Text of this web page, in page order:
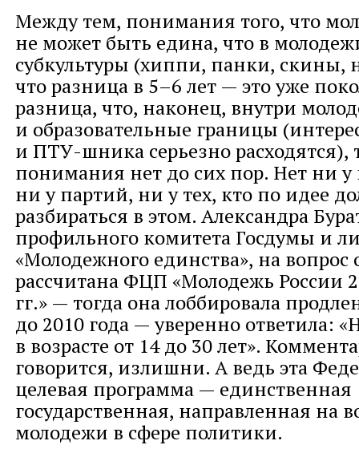
Между тем, понимания того, что
не может быть едина, что в
субкультуры (хиппи, панки, скины,
что разница в 5–6 лет — это уже
разница, что, наконец, внутри
и образовательные границы
и ПТУ-шника серьезно расходятся),
понимания нет до сих пор. Нет ни у
ни у партий, ни у тех, кто по идее
разбираться в этом. Александра
профильного комитета Госдумы и
«Молодежного единства», на вопрос
рассчитана ФЦП «Молодежь России
гг.» — тогда она лоббировала
до 2010 года — уверенно ответила:
в возрасте от 14 до 30 лет».
говорится, излишни. А ведь эта
целевая программа — единственная
государственная, направленная на
молодежи в сфере политики.